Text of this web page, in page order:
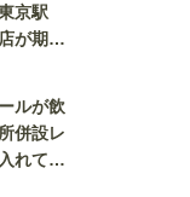
京駅
が期間
ルが飲
併設レ
れてく